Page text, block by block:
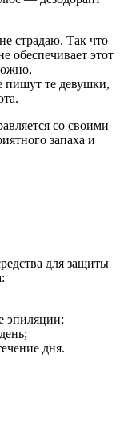
страдаю. Так что
обеспечивает этот
пишут те девушки,
со своими
запаха и
для защиты
эпиляции;
дня.